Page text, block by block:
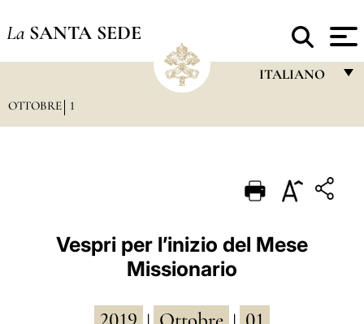
La SANTA SEDE
ITALIANO
PORTUGUÊS
ESPAÑOL
OTTOBRE 1
Vespri per l’inizio del Mese
Missionario